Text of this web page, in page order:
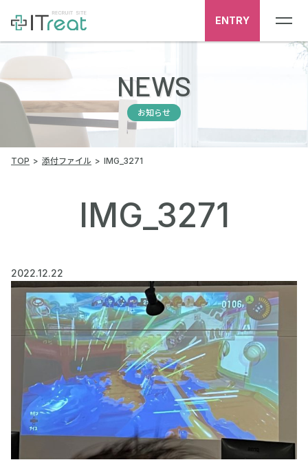
ENTRY
NEWS
お知らせ
TOP 添付ファイル IMG_3271
IMG_3271
2022.12.22